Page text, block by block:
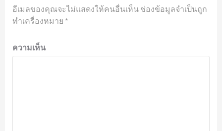
อีเมลของคุณจะไม่แสดงให้คนอื่นเห็น ช่องข้อมูลจำเป็นถูก
ทำเครื่องหมาย *
ความเห็น